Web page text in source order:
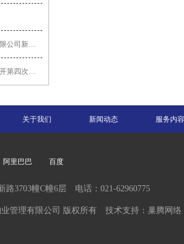
恭祝上海意晟物业管理有限公司新网站上线...
中国物业管理协会在京召开第四次会员代表...
关于我们 新闻动态 服务内容
阿里巴巴 百度
路3703幢C幢6层 电话：021-62960775
管理有限公司 版权所有 技术支持：巢腾网络